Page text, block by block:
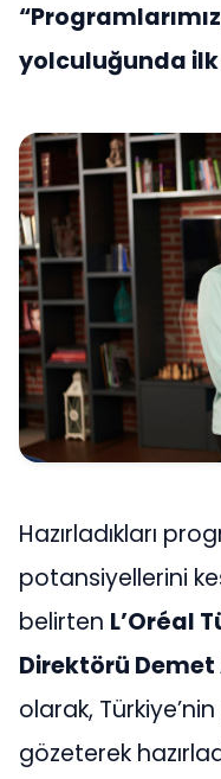
yolculuğunda ilk
Hazırladıkları
potansiyellerini
belirten L’Oréal
Direktörü
olarak,
gözeterek